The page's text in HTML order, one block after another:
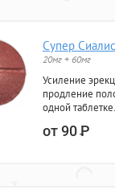
Супер Сиалис
20мг + 60мг
Усиление
продление
одной таблетке.
от 90Р